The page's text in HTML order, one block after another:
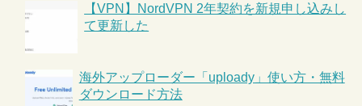
【VPN】NordVPN 2年契約を新規申し込みし
て更新した
海外アップローダー「uploady」使い方・無料
ダウンロード方法